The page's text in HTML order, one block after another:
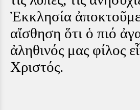
Ἐκκλησία
αἴσθηση ὅτι ὁ πιό
ἀληθινός μας φίλος
Χριστός.